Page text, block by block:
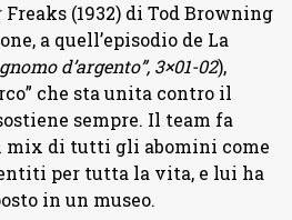
Freaks (1932) di Tod Browning
a quell’episodio de La
d’argento”, 3×01-02),
che sta unita contro il
sempre. Il team fa
mix di tutti gli abomini come
per tutta la vita, e lui ha
in un museo.